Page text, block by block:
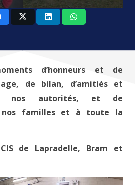
d’honneurs et de
de bilan, d’amitiés et
nos autorités, et de
nos familles et à toute la
de Lapradelle, Bram et